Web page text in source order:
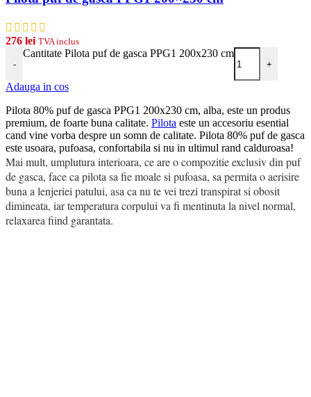
276 lei TVA inclus
-
Cantitate Pilota puf de gasca PPG1 200x230 cm
+
Adauga in cos
Pilota 80% puf de gasca PPG1 200x230 cm, alba, este un produs
premium, de foarte buna calitate. Pilota este un accesoriu esential
cand vine vorba despre un somn de calitate. Pilota 80% puf de gasca
este usoara, pufoasa, confortabila si nu in ultimul rand calduroasa!
Mai mult, umplutura interioara, ce are o compozitie exclusiv din puf
de gasca, face ca pilota sa fie moale si pufoasa, sa permita o aerisire
buna a lenjeriei patului, asa ca nu te vei trezi transpirat si obosit
dimineata, iar temperatura corpului va fi mentinuta la nivel normal,
relaxarea fiind garantata.